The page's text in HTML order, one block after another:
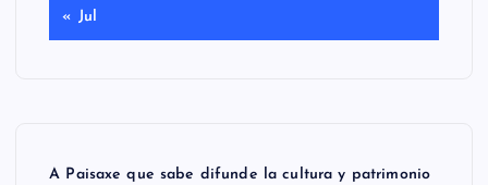
« Jul
A Paisaxe que sabe difunde la cultura y patrimonio